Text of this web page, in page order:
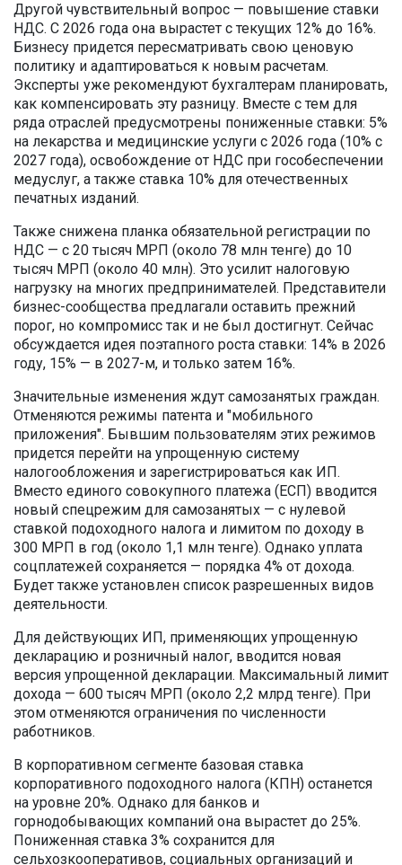
Другой чувствительный вопрос — повышение ставки
НДС. С 2026 года она вырастет с текущих 12% до 16%.
Бизнесу придется пересматривать свою ценовую
политику и адаптироваться к новым расчетам.
Эксперты уже рекомендуют бухгалтерам планировать,
как компенсировать эту разницу. Вместе с тем для
ряда отраслей предусмотрены пониженные ставки: 5%
на лекарства и медицинские услуги с 2026 года (10% с
2027 года), освобождение от НДС при гособеспечении
медуслуг, а также ставка 10% для отечественных
печатных изданий.
Также снижена планка обязательной регистрации по
НДС — с 20 тысяч МРП (около 78 млн тенге) до 10
тысяч МРП (около 40 млн). Это усилит налоговую
нагрузку на многих предпринимателей. Представители
бизнес-сообщества предлагали оставить прежний
порог, но компромисс так и не был достигнут. Сейчас
обсуждается идея поэтапного роста ставки: 14% в 2026
году, 15% — в 2027-м, и только затем 16%.
Значительные изменения ждут самозанятых граждан.
Отменяются режимы патента и "мобильного
приложения". Бывшим пользователям этих режимов
придется перейти на упрощенную систему
налогообложения и зарегистрироваться как ИП.
Вместо единого совокупного платежа (ЕСП) вводится
новый спецрежим для самозанятых — с нулевой
ставкой подоходного налога и лимитом по доходу в
300 МРП в год (около 1,1 млн тенге). Однако уплата
соцплатежей сохраняется — порядка 4% от дохода.
Будет также установлен список разрешенных видов
деятельности.
Для действующих ИП, применяющих упрощенную
декларацию и розничный налог, вводится новая
версия упрощенной декларации. Максимальный лимит
дохода — 600 тысяч МРП (около 2,2 млрд тенге). При
этом отменяются ограничения по численности
работников.
В корпоративном сегменте базовая ставка
корпоративного подоходного налога (КПН) останется
на уровне 20%. Однако для банков и
горнодобывающих компаний она вырастет до 25%.
Пониженная ставка 3% сохранится для
сельхозкооперативов, социальных организаций и